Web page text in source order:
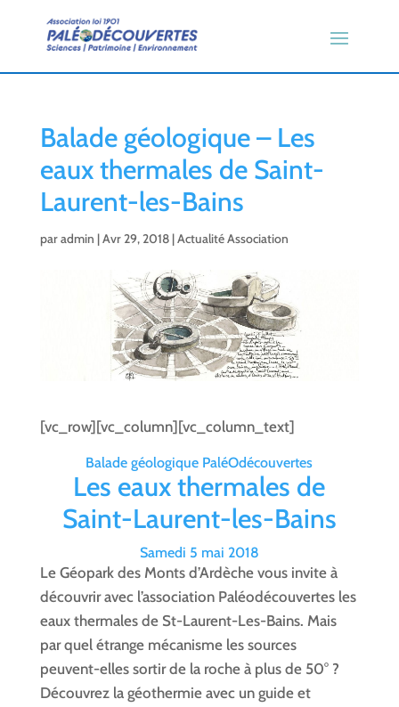
Balade géologique – Les
eaux thermales de Saint-
Laurent-les-Bains
paradmin |Avr 29, 2018|Actualité Association
[vc_row][vc_column][vc_column_text]
Balade géologique PaléOdécouvertes
Les eaux thermales de
Saint-Laurent-les-Bains
Samedi 5 mai 2018
Le Géopark des Monts d’Ardèche vous invite à
découvrir avec l’association Paléodécouvertes les
eaux thermales de St-Laurent-Les-Bains. Mais
par quel étrange mécanisme les sources
peuvent-elles sortir de la roche à plus de 50° ?
Découvrez la géothermie avec un guide et